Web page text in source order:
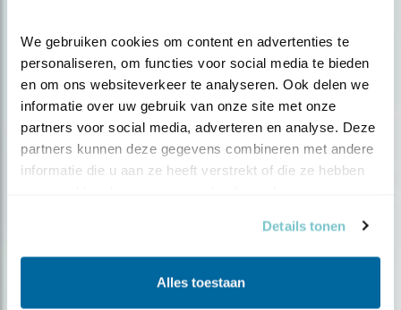
We gebruiken cookies om content en advertenties te
personaliseren, om functies voor social media te bieden
en om ons websiteverkeer te analyseren. Ook delen we
informatie over uw gebruik van onze site met onze
partners voor social media, adverteren en analyse. Deze
partners kunnen deze gegevens combineren met andere
informatie die u aan ze heeft verstrekt of die ze hebben
Details tonen
Alles toestaan